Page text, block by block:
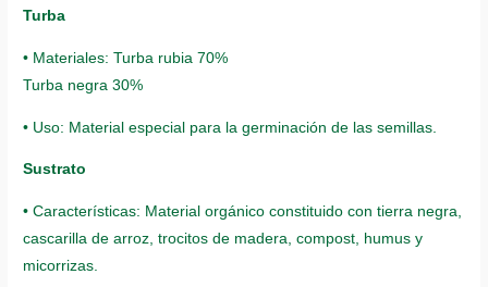
Turba
• Materiales: Turba rubia 70%
Turba negra 30%
• Uso: Material especial para la germinación de las semillas.
Sustrato
• Características: Material orgánico constituido con tierra negra,
cascarilla de arroz, trocitos de madera, compost, humus y
micorrizas.